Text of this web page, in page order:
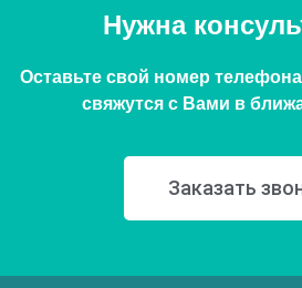
Нужна
Оставьте свой номер
свяжутся с Вами в
Заказать